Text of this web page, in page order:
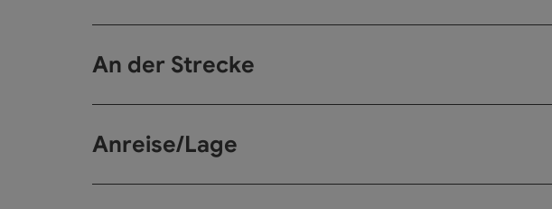
An der Strecke
Anreise/Lage